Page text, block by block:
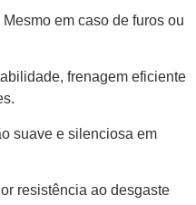
Mesmo em caso de furos ou
frenagem eficiente
suave e silenciosa em
resistência ao desgaste